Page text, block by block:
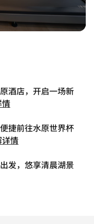
酒店，开启一场新
情
捷前往水原世界杯
情
发，悠享清晨湖景